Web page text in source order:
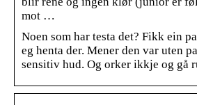
mot …
Noen som har testa det? Fikk ein
eg henta der. Mener den var uten
sensitiv hud. Og orker ikkje og gå